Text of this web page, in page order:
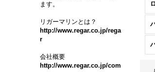
ます。
リガーマリンとは？
http://www.regar.co.jp/rega
r
会社概要
http://www.regar.co.jp/com